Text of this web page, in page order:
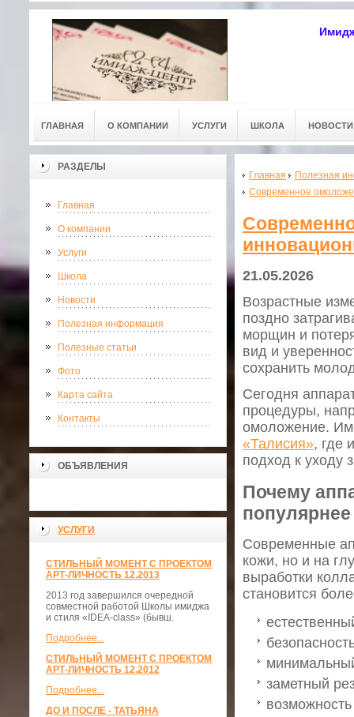
ГЛАВНАЯ О КОМПАНИИ УСЛУГИ ШКОЛА НОВОСТИ
РАЗДЕЛЫ
Главная
О компании
Услуги
Школа
Новости
Полезная информация
Полезные статьи
Фото
Карта сайта
Контакты
ОБЪЯВЛЕНИЯ
УСЛУГИ
СТИЛЬНЫЙ МОМЕНТ С ПРОЕКТОМ
АРТ-ЛИЧНОСТЬ 12.2013
2013 год завершился очередной
совместной работой Школы имиджа
и стиля «IDEA-class» (бывш.
Подробнее...
СТИЛЬНЫЙ МОМЕНТ С ПРОЕКТОМ
АРТ-ЛИЧНОСТЬ 12.2012
Подробнее...
ДО И ПОСЛЕ - ТАТЬЯНА
Главная
Полезная
Современное
21.05.2026
Возрастные
поздно
морщин и
вид и
сохранить
Сегодня
процедуры,
омоложение.
«Талисия», где
подход к уходу
Почему
популярнее
Современные
кожи, но и на
выработки
становится
заметный